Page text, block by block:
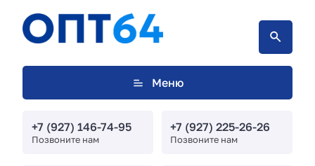
Меню
+7 (927) 146-74-95
Позвоните нам
+7 (927) 225-26-26
Позвоните нам